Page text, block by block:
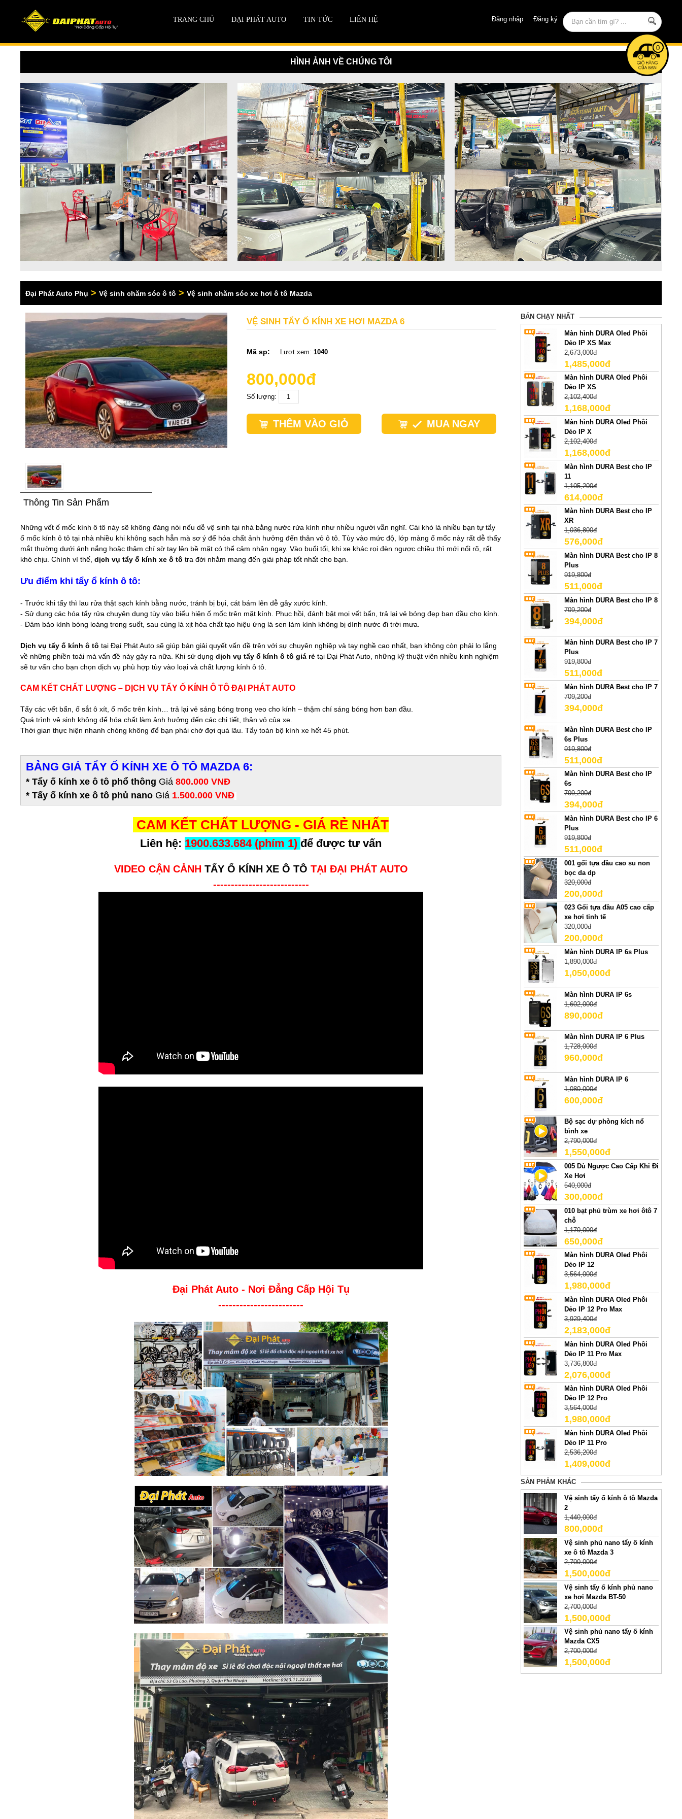
Đăng nhập Đăng ký
TRANG CHỦ ĐẠI PHÁT AUTO TIN TỨC LIÊN HỆ
0
HÌNH ẢNH VỀ CHÚNG TÔI
Đại Phát Auto Phụ > Vệ sinh chăm sóc ô tô > Vệ sinh chăm sóc xe hơi ô tô Mazda
VỆ SINH TẨY Ố KÍNH XE HƠI MAZDA 6
Mã sp: Lượt xem: 1040
800,000đ
Số lượng:
THÊM VÀO GIỎ MUA NGAY
Thông Tin Sản Phẩm
Những vết ố mốc kính ô tô này sẽ không đáng nói nếu dễ vệ sinh tại nhà bằng nước rửa kính như nhiều người vẫn nghĩ. Cái khó là nhiều bạn tự tẩy
ố mốc kính ô tô tại nhà nhiều khi không sạch hẳn mà sơ ý để hóa chất ảnh hưởng đến thân vỏ ô tô. Tùy vào mức độ, lớp màng ố mốc này rất dễ thấy
mắt thường dưới ánh nắng hoặc thậm chí sờ tay lên bề mặt có thể cảm nhận ngay. Vào buổi tối, khi xe khác rọi đèn ngược chiều thì mới nổi rõ, rất
khó chịu. Chính vì thế,dịch vụ tẩy ố kính xe ô tô tra đời nhằm mang đến giải pháp tốt nhất cho bạn.
Ưu điểm khi tẩy ổ kính ô tô:
- Trước khi tẩy thì lau rửa thật sạch kính bằng nước, tránh bị bụi, cát bám lên dễ gây xước kính.
- Sử dụng các hóa tẩy rửa chuyên dụng tùy vào biểu hiện ố mốc trên mặt kính. Phục hồi, đánh bật mọi vết bẩn, trả lại vẻ bóng đẹp ban đầu cho kính.
- Đảm bảo kính bóng loáng trong suốt, sau cùng là xịt hóa chất tạo hiệu ứng lá sen làm kính không bị dính nước đi trời mưa.
Dịch vụ tẩy ố kính ô tô tại Đại Phát Auto sẽ giúp bản giải quyết vấn đề trên với sự chuyên nghiệp và tay nghề cao nhất, bạn không còn phải lo lắng
về những phiền toái mà vấn đề này gây ra nữa. Khi sử dụngdịch vụ tẩy ố kính ô tô giá rẻ tại Đại Phát Auto, những kỹ thuật viên nhiều kinh nghiệm
sẽ tư vấn cho bạn chọn dịch vụ phù hợp tùy vào loại và chất lượng kính ô tô.
CAM KẾT CHẤT LƯỢNG – DỊCH VỤ TẨY Ố KÍNH Ô TÔ ĐẠI PHÁT AUTO
Tẩy các vết bẩn, ố sắt ô xít, ố mốc trên kính… trả lại vẻ sáng bóng trong veo cho kính – thậm chí sáng bóng hơn ban đầu.
Quá trình vệ sinh không để hóa chất làm ảnh hưởng đến các chi tiết, thân vỏ của xe.
Thời gian thực hiện nhanh chóng không để bạn phải chờ đợi quá lâu. Tẩy toàn bộ kính xe hết 45 phút.
BẢNG GIÁ TẨY Ố KÍNH XE Ô TÔ MAZDA 6:
* Tẩy ố kính xe ô tô phổ thông Giá 800.000 VNĐ
* Tẩy ố kính xe ô tô phủ nano Giá 1.500.000 VNĐ
CAM KẾT CHẤT LƯỢNG - GIÁ RẺ NHẤT
Liên hệ: 1900.633.684 (phím 1) để được tư vấn
VIDEO CẬN CẢNH TẨY Ố KÍNH XE Ô TÔ TẠI ĐẠI PHÁT AUTO
---------------------------
Đại Phát Auto - Nơi Đẳng Cấp Hội Tụ
------------------------
BÁN CHẠY NHẤT
Màn hình DURA Oled Phôi
Dẻo IP XS Max
2,673,000đ
1,485,000đ
Màn hình DURA Oled Phôi
Dẻo IP XS
2,102,400đ
1,168,000đ
Màn hình DURA Oled Phôi
Dẻo IP X
2,102,400đ
1,168,000đ
Màn hình DURA Best cho IP
11
1,105,200đ
614,000đ
Màn hình DURA Best cho IP
XR
1,036,800đ
576,000đ
Màn hình DURA Best cho IP 8
Plus
919,800đ
511,000đ
Màn hình DURA Best cho IP 8
709,200đ
394,000đ
Màn hình DURA Best cho IP 7
Plus
919,800đ
511,000đ
Màn hình DURA Best cho IP 7
709,200đ
394,000đ
Màn hình DURA Best cho IP
6s Plus
919,800đ
511,000đ
Màn hình DURA Best cho IP
6s
709,200đ
394,000đ
Màn hình DURA Best cho IP 6
Plus
919,800đ
511,000đ
001 gối tựa đầu cao su non
bọc da dp
320,000đ
200,000đ
023 Gối tựa đầu A05 cao cấp
xe hơi tinh tế
320,000đ
200,000đ
Màn hình DURA IP 6s Plus
1,890,000đ
1,050,000đ
Màn hình DURA IP 6s
1,602,000đ
890,000đ
Màn hình DURA IP 6 Plus
1,728,000đ
960,000đ
Màn hình DURA IP 6
1,080,000đ
600,000đ
Bộ sạc dự phòng kích nổ
bình xe
2,790,000đ
1,550,000đ
005 Dù Ngược Cao Cấp Khi Đi
Xe Hơi
540,000đ
300,000đ
010 bạt phủ trùm xe hơi ôtô 7
chỗ
1,170,000đ
650,000đ
Màn hình DURA Oled Phôi
Dẻo IP 12
3,564,000đ
1,980,000đ
Màn hình DURA Oled Phôi
Dẻo IP 12 Pro Max
3,929,400đ
2,183,000đ
Màn hình DURA Oled Phôi
Dẻo IP 11 Pro Max
3,736,800đ
2,076,000đ
Màn hình DURA Oled Phôi
Dẻo IP 12 Pro
3,564,000đ
1,980,000đ
Màn hình DURA Oled Phôi
Dẻo IP 11 Pro
2,536,200đ
1,409,000đ
SẢN PHẢM KHÁC
Vệ sinh tẩy ố kính ô tô Mazda
2
1,440,000đ
800,000đ
Vệ sinh phủ nano tẩy ố kính
xe ô tô Mazda 3
2,700,000đ
1,500,000đ
Vệ sinh tẩy ố kính phủ nano
xe hơi Mazda BT-50
2,700,000đ
1,500,000đ
Vệ sinh phủ nano tẩy ố kính
Mazda CX5
2,700,000đ
1,500,000đ